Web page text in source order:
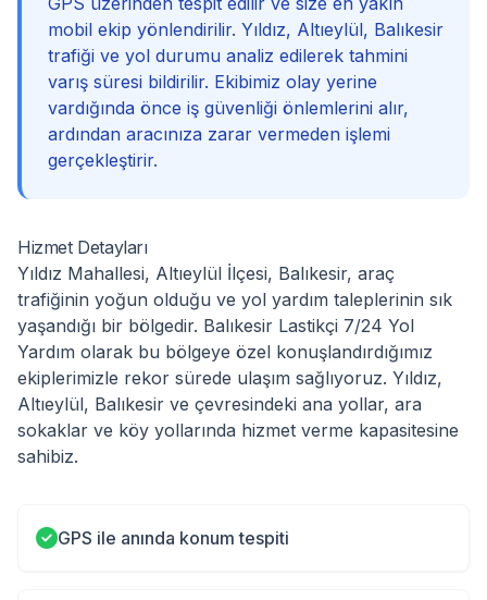
mobil ekip yönlendirilir. Yıldız, Altıeylül, Balıkesir
trafiği ve yol durumu analiz edilerek tahmini
varış süresi bildirilir. Ekibimiz olay yerine
vardığında önce iş güvenliği önlemlerini alır,
ardından aracınıza zarar vermeden işlemi
gerçekleştirir.
Hizmet Detayları
Yıldız Mahallesi, Altıeylül İlçesi, Balıkesir, araç
trafiğinin yoğun olduğu ve yol yardım taleplerinin sık
yaşandığı bir bölgedir. Balıkesir Lastikçi 7/24 Yol
Yardım olarak bu bölgeye özel konuşlandırdığımız
ekiplerimizle rekor sürede ulaşım sağlıyoruz. Yıldız,
Altıeylül, Balıkesir ve çevresindeki ana yollar, ara
sokaklar ve köy yollarında hizmet verme kapasitesine
sahibiz.
GPS ile anında konum tespiti